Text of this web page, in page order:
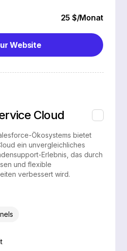
25 $/Monat
Website
Cloud
Ökosystems bietet
ein unvergleichliches
Erlebnis, das durch
und flexible
verbessert wird.